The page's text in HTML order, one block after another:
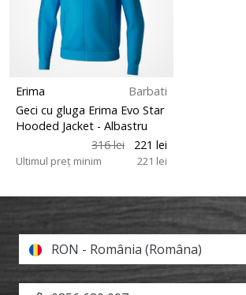
Erima
Barbati
Geci cu gluga Erima Evo Star
Hooded Jacket - Albastru
316 lei
221 lei
Ultimul preț minim 221 lei
RON - România (Româna)